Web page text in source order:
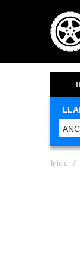
Inicio